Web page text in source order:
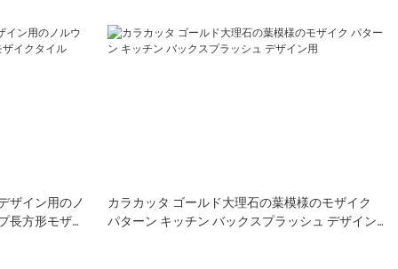
ザイン用のノ
長方形モザイ
カラカッタ ゴールド大理石の葉模様のモザイク
パターン キッチン バックスプラッシュ デザイン